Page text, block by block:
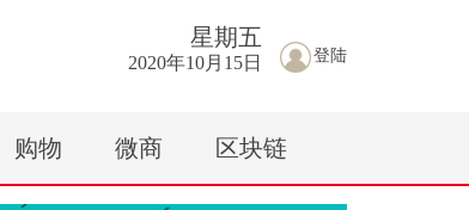
登陆
星期五
2020年10月15日
购物 微商 区块链